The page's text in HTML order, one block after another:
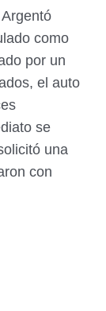
como
por un
el auto
se
una
con